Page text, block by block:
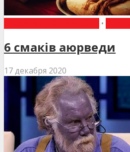
•
6 смаків аюрведи
17 декабря 2020